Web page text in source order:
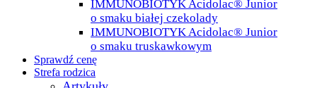
IMMUNOBIOTYK Acidolac® Junior
o smaku białej czekolady
IMMUNOBIOTYK Acidolac® Junior
o smaku truskawkowym
Sprawdź cenę
Strefa rodzica